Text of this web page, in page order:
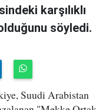
karşılıklı
söyledi.
Suudi Arabistan